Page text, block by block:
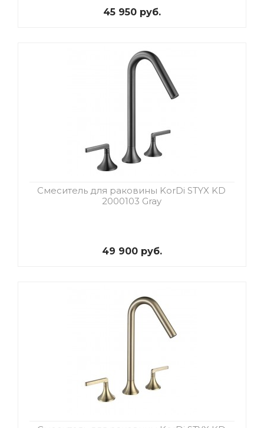
45 950 руб.
Смеситель для раковины KorDi STYX KD
2000103 Gray
49 900 руб.